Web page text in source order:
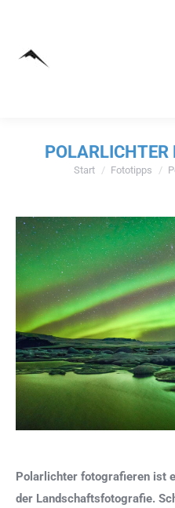
POLARLICHTER
Sie befinden sich
Start Fototipps
Polarlichter fotografieren ist
der Landschaftsfotografie.